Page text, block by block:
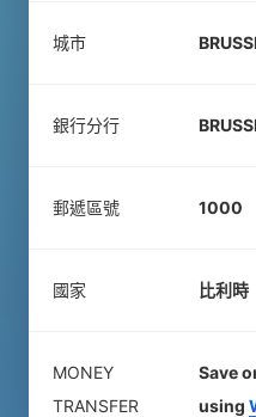
城市
銀行分行
郵遞區號 1000
國家 比利時
MONEY
TRANSFER
Save
using